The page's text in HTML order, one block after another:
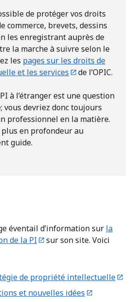
de protéger vos droits
commerce, brevets, dessins
les enregistrant auprès de
la marche à suivre selon le
les pages sur les droits de
et les services
de l’OPIC.
à l’étranger est une question
vous devriez donc toujours
professionnel en la matière.
en profondeur au
guide.
éventail d’information sur la
de la PI
sur son site. Voici
de propriété intellectuelle
et nouvelles idées